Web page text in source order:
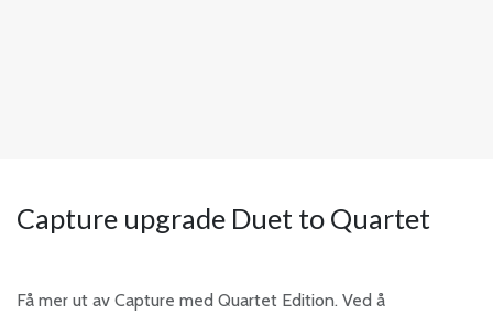
Capture upgrade Duet to Quartet
Få mer ut av Capture med Quartet Edition. Ved å